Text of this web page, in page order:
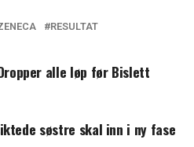
RESULTAT
alle løp før Bislett
søstre skal inn i ny fase